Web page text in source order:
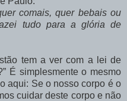
comais, quer bebais ou
tudo para a glória de
tem a ver com a lei de
É simplesmente o mesmo
aqui: Se o nosso corpo é o
cuidar deste corpo e não